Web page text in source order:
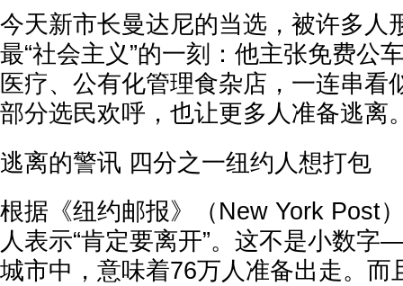
今天新市长曼达尼的当选，被许多人
最“社会主义”的一刻：他主张免费公
医疗、公有化管理食杂店，一连串看
部分选民欢呼，也让更多人准备逃离
逃离的警讯 四分之一纽约人想打包
根据《纽约邮报》（New York Post
人表示“肯定要离开”。这不是小数
城市中，意味着76万人准备出走。而